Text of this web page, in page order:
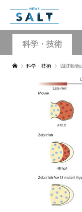
科学・技術
科学・技術 四肢動